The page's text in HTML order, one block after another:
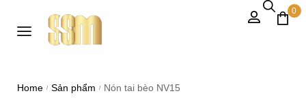
0
Home / Sản phẩm / Nón tai bèo NV15